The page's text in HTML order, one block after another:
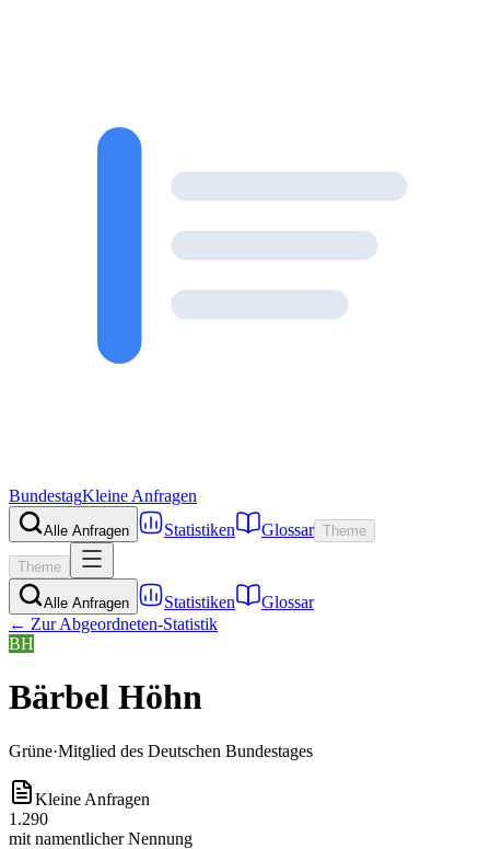
BundestagKleine Anfragen
Alle Anfragen Statistiken Glossar Theme
Theme
Alle Anfragen Statistiken
Glossar
← Zur Abgeordneten-Statistik
BH
Bärbel Höhn
Grüne·Mitglied des Deutschen Bundestages
Kleine Anfragen
1.290
mit namentlicher Nennung